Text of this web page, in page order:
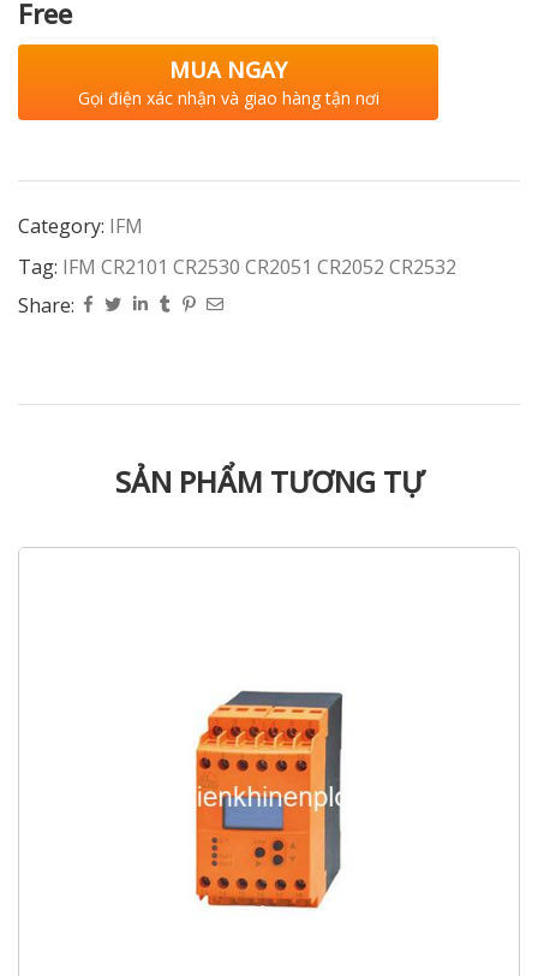
Free
MUA NGAY
Gọi điện xác nhận và giao hàng tận nơi
Category: IFM
Tag: IFM CR2101 CR2530 CR2051 CR2052 CR2532
Share:
SẢN PHẨM TƯƠNG TỰ